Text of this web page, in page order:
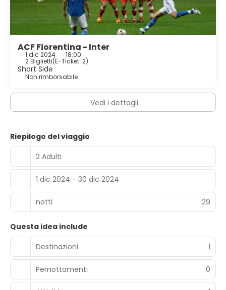
ACF Fiorentina - Inter
1 dic 2024 18:00
2 Biglietti(E-Ticket: 2)
Short Side
Non rimborsabile
Vedi i dettagli
Riepilogo del viaggio
2 Adulti
1 dic 2024 - 30 dic 2024
notti 29
Questa idea include
Destinazioni
1
Pernottamenti 0